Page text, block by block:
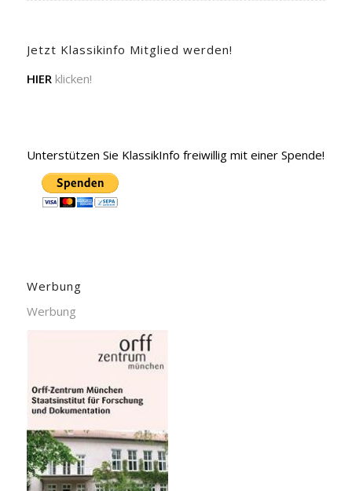
Jetzt Klassikinfo Mitglied werden!
HIER klicken!
Unterstützen Sie KlassikInfo freiwillig mit einer Spende!
Werbung
Werbung